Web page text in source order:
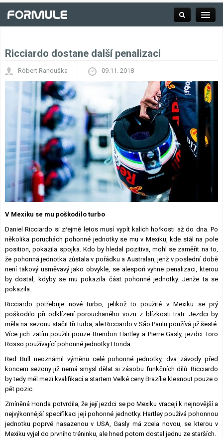
Závodní série
Kalendář F1
Výsledky F1
Týmy a jezdci F1
Lexikon F1
Ricciardo dostane další penalizaci
Róbert Randuška 09.11. 2018
V Mexiku se mu poškodilo turbo
Daniel Ricciardo si zřejmě letos musí vypít kalich hořkosti až do dna. Po
několika poruchách pohonné jednotky se mu v Mexiku, kde stál na pole
position, pokazila spojka. Kdo by hledal pozitiva, mohl se zaměřit na to,
že pohonná jednotka zůstala v pořádku a Australan, jenž v poslední době
není takový usměvavý jako obvykle, se alespoň vyhne penalizaci, kterou
by dostal, kdyby se mu pokazila část pohonné jednotky. Jenže ta se
pokazila.
Ricciardo potřebuje nové turbo, jelikož to použité v Mexiku se prý
poškodilo při odklízení porouchaného vozu z blízkosti trati. Jezdci by
měla na sezonu stačit tři turba, ale Ricciardo v São Paulu používá již šesté.
Více jich zatím použili pouze Brendon Hartley a Pierre Gasly, jezdci Toro
Rosso používající pohonné jednotky Honda.
Red Bull neoznámil výměnu celé pohonné jednotky, dva závody před
koncem sezony již nemá smysl dělat si zásobu funkčních dílů. Ricciardo
by tedy měl mezi kvalifikací a startem Velké ceny Brazílie klesnout pouze o
pět pozic.
Zmíněná Honda potvrdila, že její jezdci se po Mexiku vracejí k nejnovější a
nejvýkonnější specifikaci její pohonné jednotky. Hartley používá pohonnou
jednotku poprvé nasazenou v USA, Gasly má zcela novou, se kterou v
Mexiku vyjel do prvního tréninku, ale hned potom dostal jednu ze starších.